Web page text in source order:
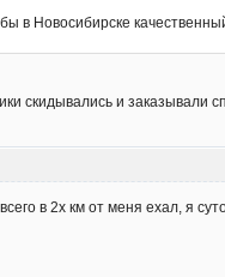
в Новосибирске
скидывались и заказывали
в 2х км от меня ехал, я